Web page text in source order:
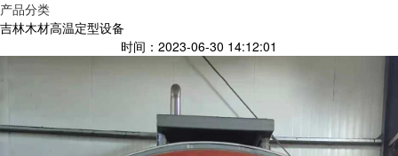
产品分类
吉林木材高温定型设备
时间：2023-06-30 14:12:01